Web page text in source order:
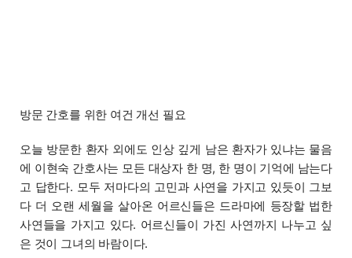
방문 간호를 위한 여건 개선 필요
오늘 방문한 환자 외에도 인상 깊게 남은 환자가 있냐는 물음
에 이현숙 간호사는 모든 대상자 한 명, 한 명이 기억에 남는다
고 답한다. 모두 저마다의 고민과 사연을 가지고 있듯이 그보
다 더 오랜 세월을 살아온 어르신들은 드라마에 등장할 법한
사연들을 가지고 있다. 어르신들이 가진 사연까지 나누고 싶
은 것이 그녀의 바람이다.